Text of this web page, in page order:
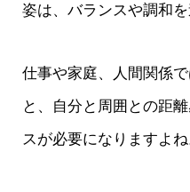
姿は、バランスや調和を
仕事や家庭、人間関係
と、自分と周囲との距
スが必要になりますよね